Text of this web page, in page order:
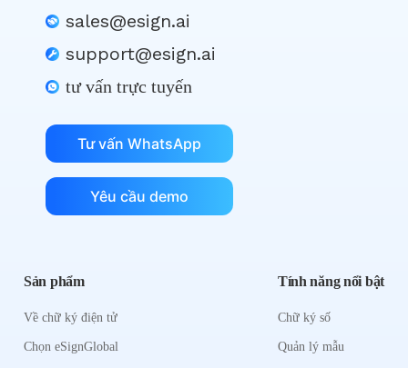
sales@esign.ai
support@esign.ai
tư vấn trực tuyến
Tư vấn WhatsApp
Yêu cầu demo
Sản phẩm
Về chữ ký điện tử
Chọn eSignGlobal
Tính năng nổi bật
Chữ ký số
Quản lý mẫu